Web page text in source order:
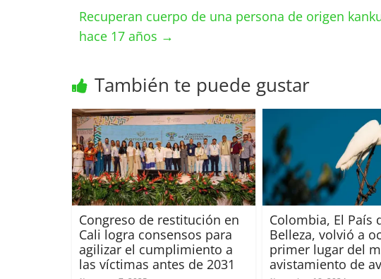
Recuperan cuerpo de una persona de origen
hace 17 años →
También te puede gustar
Congreso de restitución en
Cali logra consensos para
agilizar el cumplimiento a
las víctimas antes de 2031
Colombia, El País
Belleza, volvió a
primer lugar del
avistamiento de